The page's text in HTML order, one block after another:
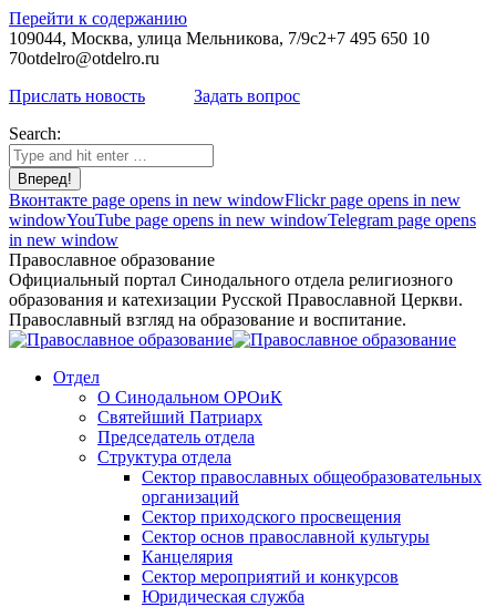
Перейти к содержанию
109044, Москва, улица Мельникова, 7/9с2+7 495 650 10
70otdelro@otdelro.ru
Прислать новость
Задать вопрос
Search:
Вконтакте page opens in new windowFlickr page opens in new
windowYouTube page opens in new windowTelegram page opens
in new window
Православное образование
Официальный портал Синодального отдела религиозного
образования и катехизации Русской Православной Церкви.
Православный взгляд на образование и воспитание.
Отдел
О Синодальном ОРОиК
Святейший Патриарх
Председатель отдела
Структура отдела
Сектор православных общеобразовательных
организаций
Сектор приходского просвещения
Сектор основ православной культуры
Канцелярия
Сектор мероприятий и конкурсов
Юридическая служба